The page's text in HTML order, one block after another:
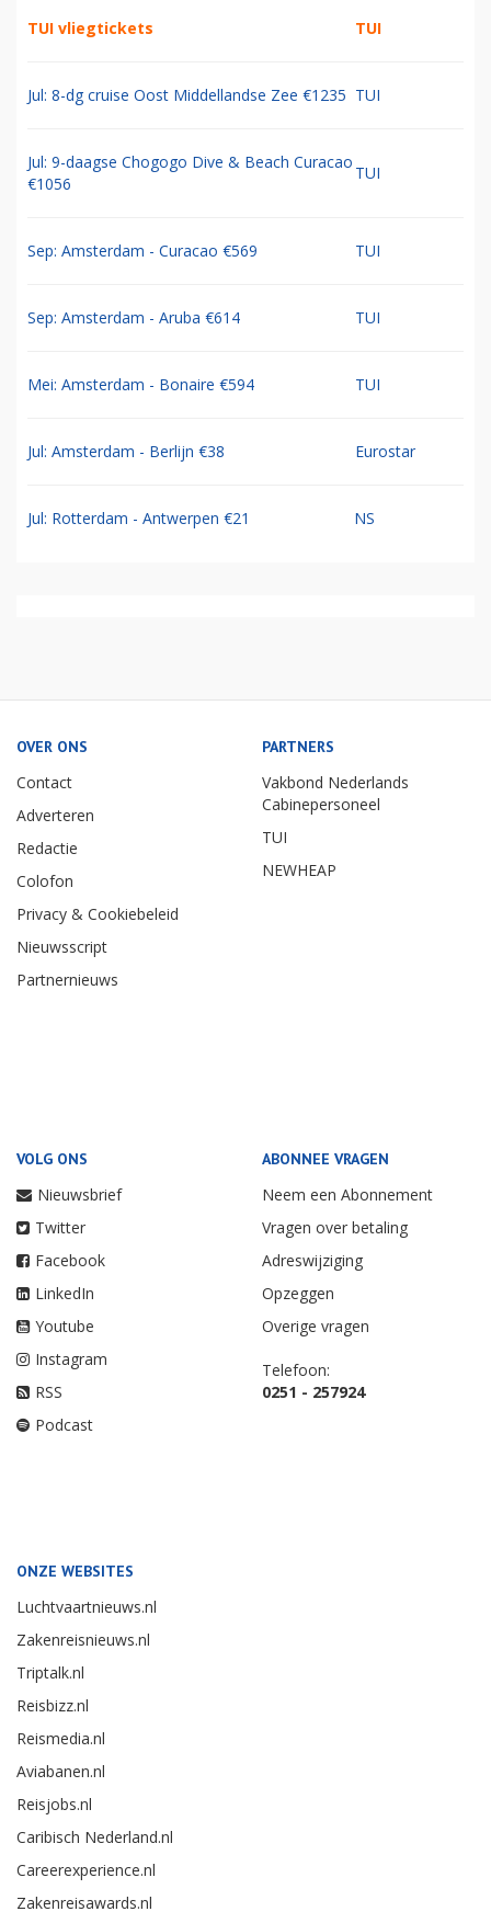
TUI vliegtickets TUI
Jul: 8-dg cruise Oost Middellandse Zee €1235 TUI
Jul: 9-daagse Chogogo Dive & Beach Curacao
€1056
TUI
Sep: Amsterdam - Curacao €569 TUI
Sep: Amsterdam - Aruba €614 TUI
Mei: Amsterdam - Bonaire €594 TUI
Jul: Amsterdam - Berlijn €38 Eurostar
Jul: Rotterdam - Antwerpen €21 NS
OVER ONS
Contact
Adverteren
Redactie
Colofon
Privacy & Cookiebeleid
Nieuwsscript
Partnernieuws
PARTNERS
Vakbond Nederlands
Cabinepersoneel
TUI
NEWHEAP
VOLG ONS
Nieuwsbrief
Twitter
Facebook
LinkedIn
Youtube
Instagram
RSS
Podcast
ABONNEE VRAGEN
Neem een Abonnement
Vragen over betaling
Adreswijziging
Opzeggen
Overige vragen
Telefoon:
0251 - 257924
ONZE WEBSITES
Luchtvaartnieuws.nl
Zakenreisnieuws.nl
Triptalk.nl
Reisbizz.nl
Reismedia.nl
Aviabanen.nl
Reisjobs.nl
Caribisch Nederland.nl
Careerexperience.nl
Zakenreisawards.nl